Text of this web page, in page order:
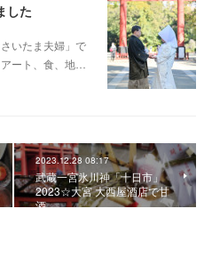
した
いたま夫婦」で
ート、食、地…
2023.12.28 08:17
武蔵一宮氷川神「十日市」
2023☆大宮 大西屋酒店で甘
酒